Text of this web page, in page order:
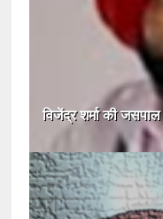
विजेंद्र शर्मा की